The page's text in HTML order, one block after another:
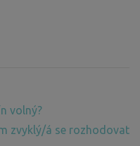
volný?
zvyklý/á se rozhodovat